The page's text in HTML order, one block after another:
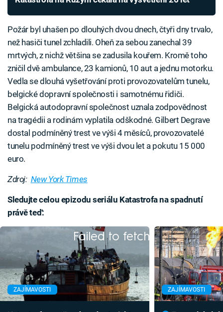
Požár byl uhašen po dlouhých dvou dnech, čtyři dny trvalo,
než hasiči tunel zchladili. Oheň za sebou zanechal 39
mrtvých, z nichž většina se zadusila kouřem. Kromě toho
zničil dvě ambulance, 23 kamionů, 10 aut a jednu motorku.
Vedla se dlouhá vyšetřování proti provozovatelům tunelu,
belgické dopravní společnosti i samotnému řidiči.
Belgická autodopravní společnost uznala zodpovědnost
na tragédii a rodinám vyplatila odškodné. Gilbert Degrave
dostal podmíněný trest ve výši 4 měsíců, provozovatelé
tunelu podmíněný trest ve výši dvou let a pokutu 15 000
euro.
Zdroj: New York Times
Sledujte celou epizodu seriálu Katastrofa na spadnutí
právě teď:
Failed to fetch
ZAJÍMAVOSTI ZAJÍMAVOSTI